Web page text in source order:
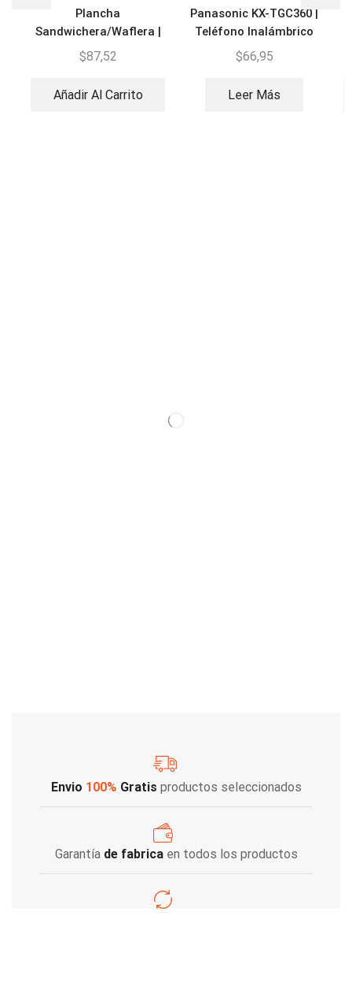
Plancha
Sandwichera/Waflera |
Oster CG120
$87,52
Añadir Al Carrito
Panasonic KX-TGC360 |
Teléfono Inalámbrico
DECT
$66,95
Leer Más
Envio 100% Gratis productos seleccionados
Garantía de fabricaen todos los productos